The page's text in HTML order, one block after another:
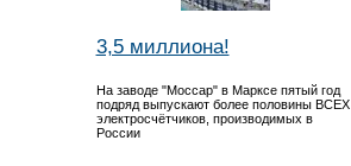
3,5 миллиона!
На заводе "Моссар" в Марксе пятый год
подряд выпускают более половины ВСЕХ
электросчётчиков, производимых в
России